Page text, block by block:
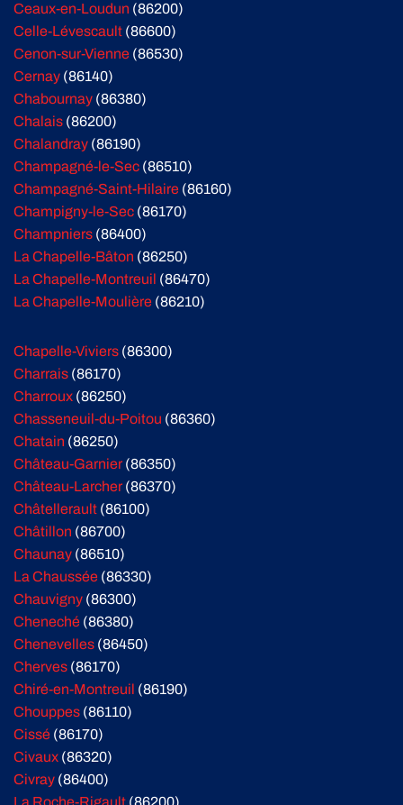
Ceaux-en-Loudun (86200)
Celle-Lévescault (86600)
Cenon-sur-Vienne (86530)
Cernay (86140)
Chabournay (86380)
Chalais (86200)
Chalandray (86190)
Champagné-le-Sec (86510)
Champagné-Saint-Hilaire (86160)
Champigny-le-Sec (86170)
Champniers (86400)
La Chapelle-Bâton (86250)
La Chapelle-Montreuil (86470)
La Chapelle-Moulière (86210)
Chapelle-Viviers (86300)
Charrais (86170)
Charroux (86250)
Chasseneuil-du-Poitou (86360)
Chatain (86250)
Château-Garnier(86350)
Château-Larcher(86370)
Châtellerault (86100)
Châtillon (86700)
Chaunay (86510)
La Chaussée (86330)
Chauvigny (86300)
Cheneché (86380)
Chenevelles (86450)
Cherves (86170)
Chiré-en-Montreuil (86190)
Chouppes (86110)
Cissé (86170)
Civaux (86320)
Civray (86400)
La Roche-Rigault (86200)